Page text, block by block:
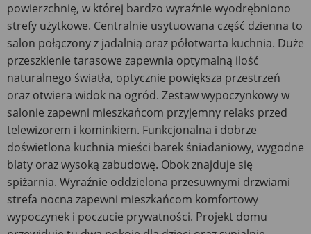
powierzchnię, w której bardzo wyraźnie wyodrębniono
strefy użytkowe. Centralnie usytuowana część dzienna to
salon połączony z jadalnią oraz półotwarta kuchnia. Duże
przeszklenie tarasowe zapewnia optymalną ilość
naturalnego światła, optycznie powiększa przestrzeń
oraz otwiera widok na ogród. Zestaw wypoczynkowy w
salonie zapewni mieszkańcom przyjemny relaks przed
telewizorem i kominkiem. Funkcjonalna i dobrze
doświetlona kuchnia mieści barek śniadaniowy, wygodne
blaty oraz wysoką zabudowę. Obok znajduje się
spiżarnia. Wyraźnie oddzielona przesuwnymi drzwiami
strefa nocna zapewni mieszkańcom komfortowy
wypoczynek i poczucie prywatności. Projekt domu